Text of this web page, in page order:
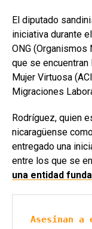
El diputado
iniciativa durante
ONG (Organismos
que se
Mujer Virtuosa
Migraciones
Rodríguez, quien
nicaragüense
entregado una
entre los que se
una entidad
Asesinan a